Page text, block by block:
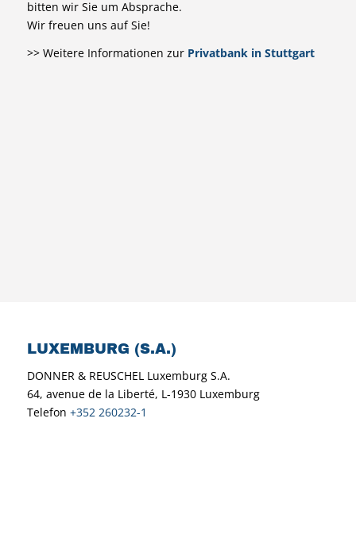
bitten wir Sie um Absprache.
Wir freuen uns auf Sie!
>> Weitere Informationen zur Privatbank in Stuttgart
LUXEMBURG (S.A.)
DONNER & REUSCHEL Luxemburg S.A.
64, avenue de la Liberté, L-1930 Luxemburg
Telefon +352 260232-1